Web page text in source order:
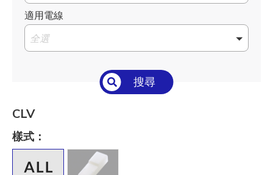
適用電線
全選
搜尋
CLV
樣式：